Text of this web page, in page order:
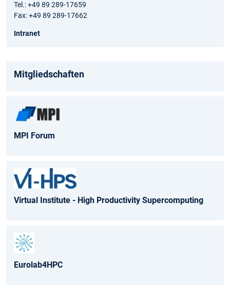
Tel.: +49 89 289-17659
Fax: +49 89 289-17662
Intranet
Mitgliedschaften
MPI Forum
Virtual Institute - High Productivity Supercomputing
Eurolab4HPC